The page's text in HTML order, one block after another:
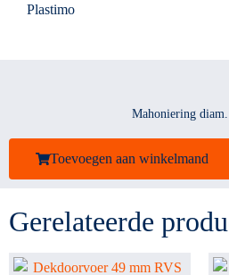
Plastimo
Mahoniering
Toevoegen aan winkelmand
Gerelateerde